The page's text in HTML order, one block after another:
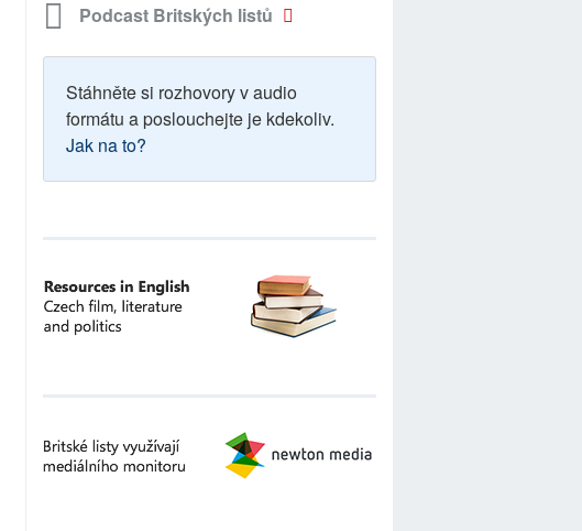
Podcast Britských listů
Stáhněte si rozhovory v audio
formátu a poslouchejte je kdekoliv.
Jak na to?